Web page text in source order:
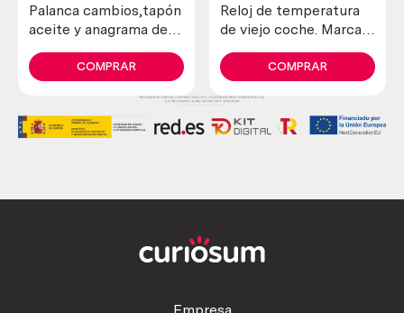
Palanca cambios,tapón
aceite y anagrama de
1.9 tdi
COMPRAR
Reloj de temperatura
de viejo coche. Marca
COMPRAR